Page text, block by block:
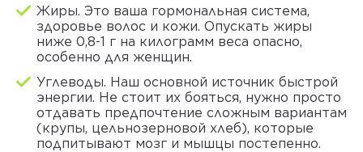
Жиры. Это ваша гормональная система,
здоровье волос и кожи. Опускать жиры
ниже 0,8-1 г на килограмм веса опасно,
особенно для женщин.
Углеводы. Наш основной источник быстрой
энергии. Не стоит их бояться, нужно просто
отдавать предпочтение сложным вариантам
(крупы, цельнозерновой хлеб), которые
подпитывают мозг и мышцы постепенно.